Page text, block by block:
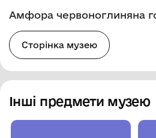
Амфора червоноглиняна
Сторінка музею
Інші предмети музею